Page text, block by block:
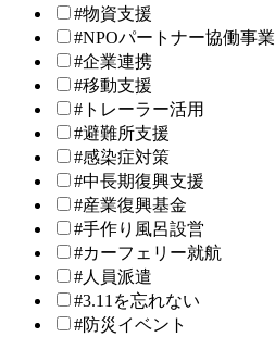
#物資支援
#NPOパートナー協働事業
#企業連携
#移動支援
#トレーラー活用
#避難所支援
#感染症対策
#中長期復興支援
#産業復興基金
#手作り風呂設営
#カーフェリー就航
#人員派遣
#3.11を忘れない
#防災イベント